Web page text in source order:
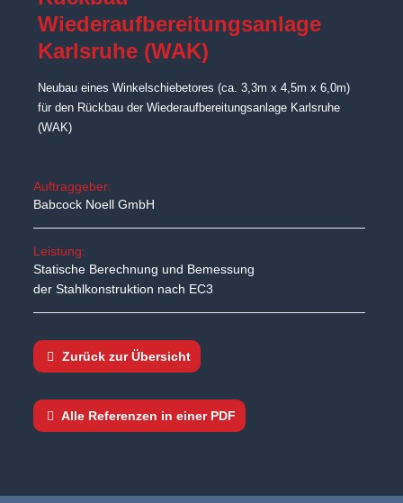
Wiederaufbereitungsanlage
Karlsruhe (WAK)
Neubau eines Winkelschiebetores (ca. 3,3m x 4,5m x 6,0m)
für den Rückbau der Wiederaufbereitungsanlage Karlsruhe
(WAK)
Auftraggeber:
Babcock Noell GmbH
Leistung:
Statische Berechnung und Bemessung
der Stahlkonstruktion nach EC3
Zurück zur Übersicht
Alle Referenzen in einer PDF